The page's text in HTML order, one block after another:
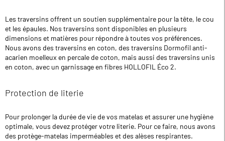
Les traversins offrent un soutien supplémentaire pour la tête, le cou
et les épaules. Nos traversins sont disponibles en plusieurs
dimensions et matières pour répondre à toutes vos préférences.
Nous avons des traversins en coton, des traversins Dormofil anti-
acarien moelleux en percale de coton, mais aussi des traversins unis
en coton, avec un garnissage en fibres HOLLOFIL Éco 2.
Protection de literie
Pour prolonger la durée de vie de vos matelas et assurer une hygiène
optimale, vous devez protéger votre literie. Pour ce faire, nous avons
des protège-matelas imperméables et des alèses respirantes.